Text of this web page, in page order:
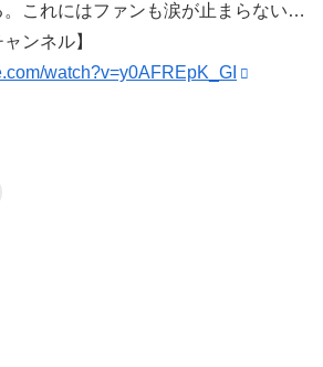
これにはファンも涙が止まらない…
ンネル】
watch?v=y0AFREpK_GI